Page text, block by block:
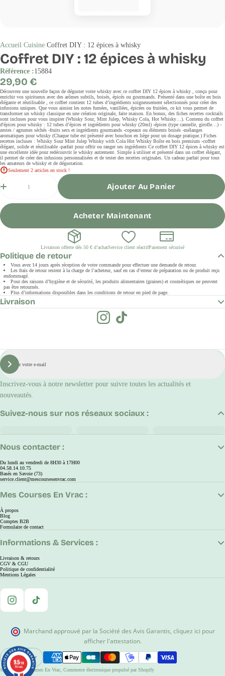
Accueil Cuisine Coffret DIY : 12 épices à whisky
Coffret DIY : 12 épices à whisky
Référence :15884
Prix
régulier
29,90 €
Découvrez une nouvelle façon de déguster votre whisky avec ce coffret DIY 12 épices à whisky , conçu pour
enrichir vos spiritueux avec des arômes subtils, boisés, épicés ou gourmands. Présenté dans une boîte en bois
élégante et réutilisable , ce coffret contient 12 tubes d’ingrédients soigneusement sélectionnés pour créer des
infusions uniques. Que vous aimiez les notes fumées, vanillées, épicées ou fruitées, ce kit vous permet de
transformer un whisky classique en une création originale, faite maison. En bonus, des fiches recettes cocktails
sont incluses pour vous inspirer (Whisky Sour, Mint Julep, Whisky Cola, Hot Whisky…). Contenu du coffret
d'épices pour whisky : 12 tubes d’épices et ingrédients pour whisky (20ml) -épices (type cannelle, girofle…) -
zestes / agrumes séchés -fruits secs et ingrédients gourmands -copeaux ou éléments boisés -mélanges
aromatiques pour whisky (Chaque tube est présenté avec bouchon en liège pour un dosage pratique.) Fiches
recettes incluses : Whisky Sour Mint Julep Whisky with Cola Hot Whisky Boîte en bois premium -coffret
élégant, solide et réutilisable -parfait pour offrir ou ranger ses ingrédients Ce coffret DIY 12 épices à whisky est
une excellente idée pour redécouvrir le whisky autrement. Simple à utiliser et présenté dans un coffret élégant,
il permet de créer des infusions personnalisées et de tester des recettes originales. Un cadeau parfait pour tous
les amateurs de whisky et de dégustation.
Seulement 2 articles en stock !
Ajouter Au Panier
Acheter Maintenant
Livraison offerte dès 50 € d’achatService client réactifPaiement sécurisé
Politique de retour
Vous avez 14 jours après réception de votre commande pour effectuer une demande de retour.
Les frais de retour restent à la charge de l’acheteur, sauf en cas d’erreur de préparation ou de produit reçu
endommagé.
Pour des raisons d’hygiène et de sécurité, les produits alimentaires (graines) et cosmétiques ne peuvent
pas être retournés.
Plus d’informations disponibles dans les conditions de retour en pied de page.
Livraison
E-
mail
S'inscrire
Inscrivez-vous à notre newsletter pour suivre toutes les actualités et
nouveautés.
Nous contacter :
Du lundi au vendredi de 8H30 à 17H00
04.58.14.10.75
Basés en Savoie (73)
service.client@mescoursesenvrac.com
Mes Courses En Vrac :
À propos
Blog
Comptes B2B
Formulaire de contact
Informations & Services :
Livraison & retours
CGV & CGU
Politique de confidentialité
Mentions Légales
Suivez-nous sur nos réseaux sociaux :
Instagram
TikTok
Marchand approuvé par la Société des Avis Garantis, cliquez ici pour
afficher l'attestation.
Ouvrir Le Sélecteur De Région Et De Langue
EUR
© 2026Mes Courses En Vrac Commerce électronique propulsé par Shopify
9.5/10
780 avis
9.5/10
780 avis